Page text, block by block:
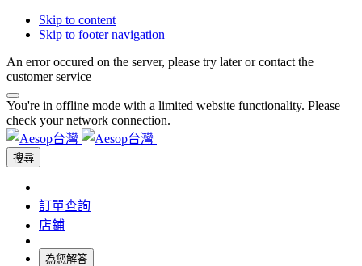
Skip to content
Skip to footer navigation
An error occured on the server, please try later or contact the
customer service
You're in offline mode with a limited website functionality. Please
check your network connection.
搜尋
訂單查詢
店鋪
為您解答